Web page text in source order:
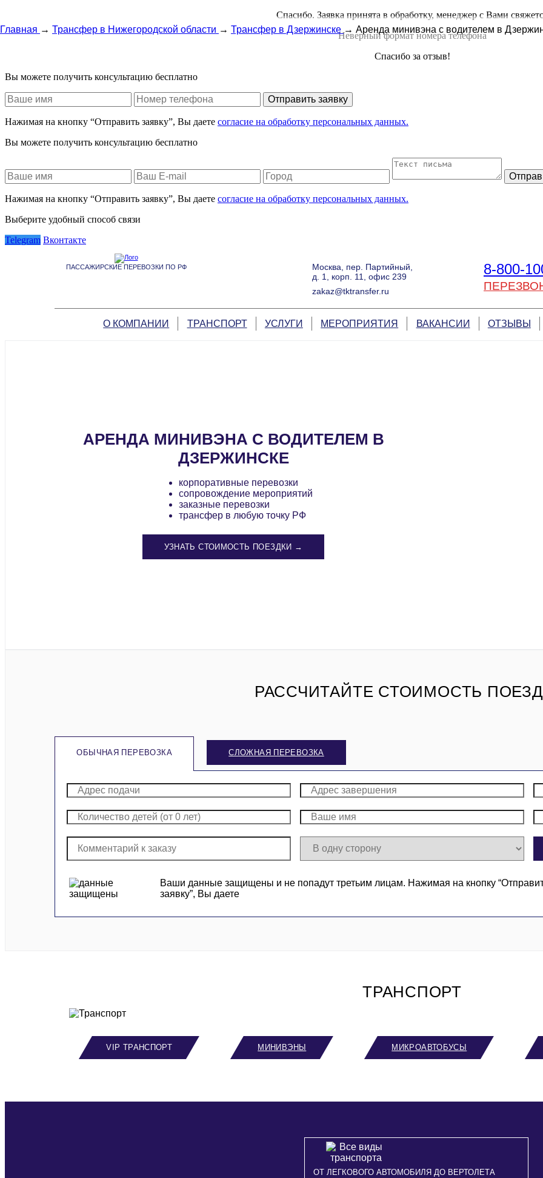
Спасибо. Заявка принята в обработку, менеджер с Вами
Неверный формат номера телефона
Спасибо за отзыв!
Вы можете получить консультацию бесплатно
Отправить заявку
Нажимая на кнопку “Отправить заявку”, Вы даете согласие на обработку персональных данных.
Вы можете получить консультацию бесплатно
Нажимая на кнопку “Отправить заявку”, Вы даете согласие на обработку персональных данных.
Выберите удобный способ связи
Telegram Вконтакте
ПАССАЖИРСКИЕ ПЕРЕВОЗКИ ПО РФ 8-800-
Москва, пер. Партийный,
д. 1, корп. 11, офис 239
zakaz@tktransfer.ru
О КОМПАНИИ ТРАНСПОРТ УСЛУГИ МЕРОПРИЯТИЯ ВАКАНСИИ ОТЗЫВЫ
Главная → Трансфер в Нижегородской области → Трансфер в Дзержинске → Аренда минивэна с водителем в
АРЕНДА МИНИВЭНА С ВОДИТЕЛЕМ В
ДЗЕРЖИНСКЕ
корпоративные перевозки
сопровождение мероприятий
заказные перевозки
трансфер в любую точку РФ
УЗНАТЬ СТОИМОСТЬ ПОЕЗДКИ →
РАССЧИТАЙТЕ СТОИМОСТЬ
ОБЫЧНАЯ ПЕРЕВОЗКА СЛОЖНАЯ ПЕРЕВОЗКА
Ваши данные защищены и не попадут третьим лицам. Нажимая на кнопку
заявку”, Вы даете
ТРАНСПОРТ
VIP ТРАНСПОРТ МИНИВЭНЫ МИКРОАВТОБУСЫ
ОТ ЛЕГКОВОГО АВТОМОБИЛЯ ДО ВЕРТОЛЕТА